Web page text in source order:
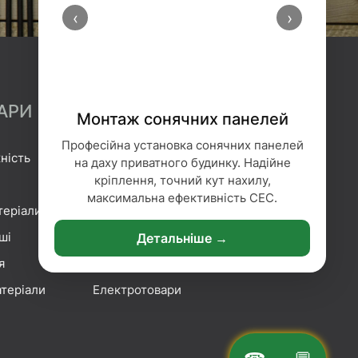
‹ ›
Монтаж сонячних панелей
Професійна установка сонячних панелей
на даху приватного будинку. Надійне
кріплення, точний кут нахилу,
максимальна ефективність СЕС.
Детальніше →
Гідроізоляція
Геотекстиль
Сітка та плівка
Електротовари